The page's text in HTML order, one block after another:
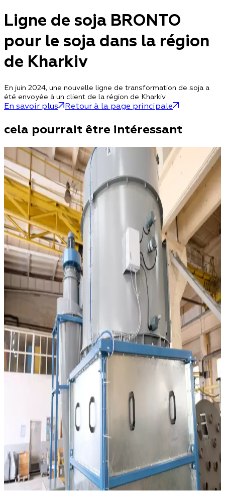
Ligne de soja BRONTO
pour le soja dans la région
de Kharkiv
En juin 2024, une nouvelle ligne de transformation de soja a
été envoyée à un client de la région de Kharkiv
En savoir plus Retour à la page principale
cela pourrait être intéressant